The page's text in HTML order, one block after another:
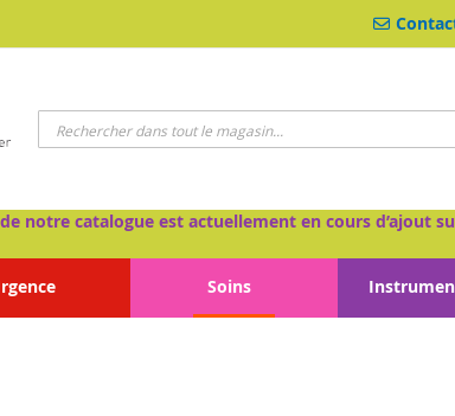
Chercher
de notre catalogue est actuellement en cours
Soins